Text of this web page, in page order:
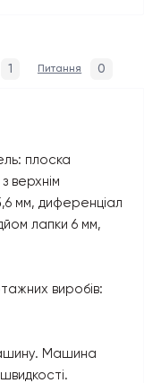
1 Питання 0
плоска
верхнім
мм, диференціал
лапки 6 мм,
виробів:
Машина